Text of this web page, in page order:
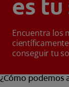
es
Encuentra los
conseguir tu
¿Cómo podemos